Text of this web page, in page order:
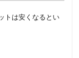
トは安くなるとい